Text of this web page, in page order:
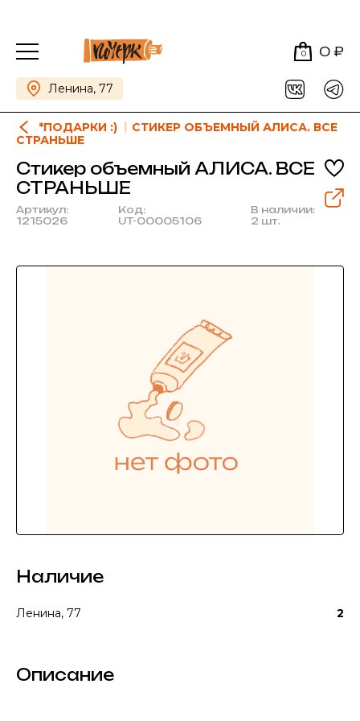
0 0 ₽
Ленина, 77
*ПОДАРКИ :)
СТИКЕР ОБЪЕМНЫЙ АЛИСА. ВСЕ
СТРАНЬШЕ
Стикер объемный АЛИСА. ВСЕ
СТРАНЬШЕ
Артикул:
1215026
Код:
UT-00005106
В наличии:
2 шт.
Наличие
Ленина, 77 2
Описание